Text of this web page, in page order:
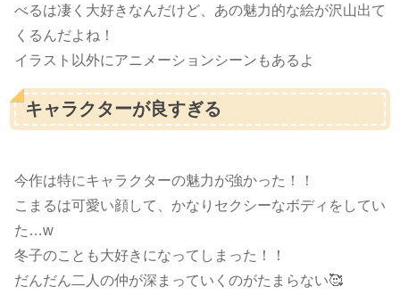
べるは凄く大好きなんだけど、あの魅力的な絵が沢山出て
くるんだよね！
イラスト以外にアニメーションシーンもあるよ
キャラクターが良すぎる
今作は特にキャラクターの魅力が強かった！！
こまるは可愛い顔して、かなりセクシーなボディをしてい
た…w
冬子のことも大好きになってしまった！！
だんだん二人の仲が深まっていくのがたまらない🥰